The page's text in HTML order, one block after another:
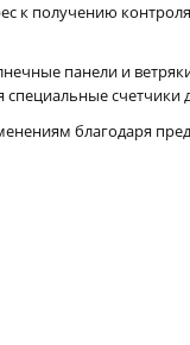
к получению
панели и
счетчики
благодаря